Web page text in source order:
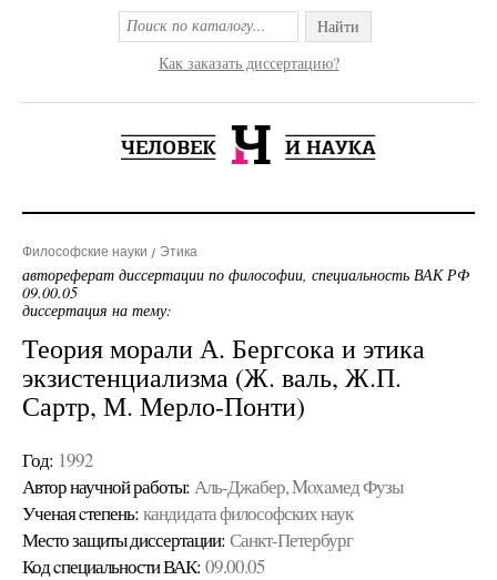
Найти
Как заказать диссертацию?
Философские науки Этика
автореферат диссертации по философии, специальность ВАК РФ
09.00.05
диссертация на тему:
Теория морали А. Бергсока и этика
экзистенциализма (Ж. валь, Ж.П.
Сартр, М. Мерло-Понти)
Год: 1992
Автор научной работы: Аль-Джабер, Moxaмед Фузы
Ученая cтепень: кандидата философских наук
Место защиты диссертации: Санкт-Петербург
Код cпециальности ВАК: 09.00.05